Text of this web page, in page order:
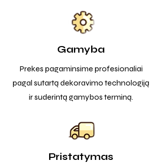
Gamyba
Prekes pagaminsime profesionaliai
pagal sutartą dekoravimo technologiją
ir suderintą gamybos terminą.
Pristatymas